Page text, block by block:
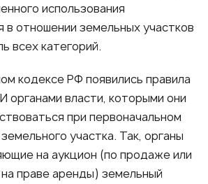
использования
в отношении земельных участков
всех категорий.
кодексе РФ появились правила
органами власти, которыми они
при первоначальном
участка. Так, органы
на аукцион (по продаже или
праве аренды) земельный